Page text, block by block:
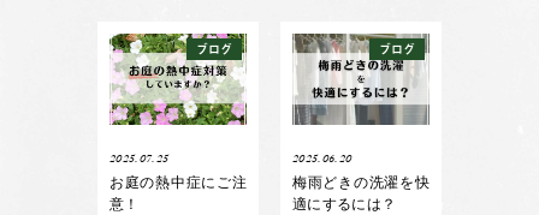
ブログ
2025.07.25
お庭の熱中症にご注
意！
ブログ
2025.06.20
梅雨どきの洗濯を快
適にするには？